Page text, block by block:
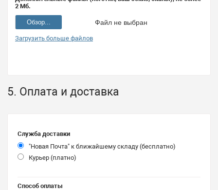
2 Мб.
Файл не выбран
Обзор...
Загрузить больше файлов
5. Оплата и доставка
Служба доставки
"Новая Почта" к ближайшему складу (бесплатно)
Курьер (платно)
Способ оплаты